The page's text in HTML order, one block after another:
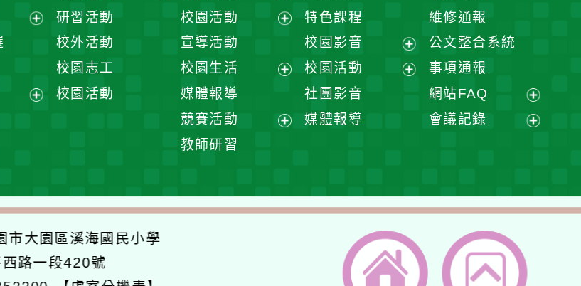
單
研習活動
校外活動
校園志工
校園活動
展
開
單
校園活動
選
宣導活動
校園生活
選
媒體報導
競賽活動
單
教師研習
特色課程
校園影音
展
校園活動
社團影音
媒體報導
維修通報
公文整合系統
事項通報
網站FAQ
展
開
會議記錄
單
市大園區溪海國民小學
路一段420號